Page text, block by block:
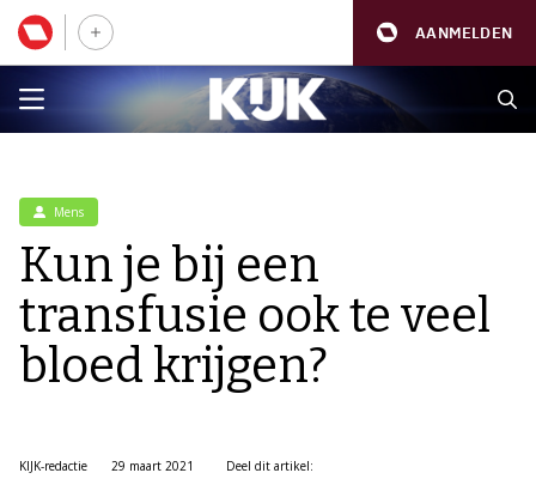
AANMELDEN
Mens
Kun je bij een
transfusie ook te veel
bloed krijgen?
KIJK-redactie
29 maart 2021
Deel dit artikel: